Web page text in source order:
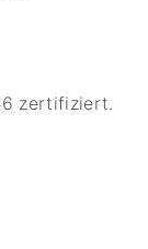
zertifiziert.